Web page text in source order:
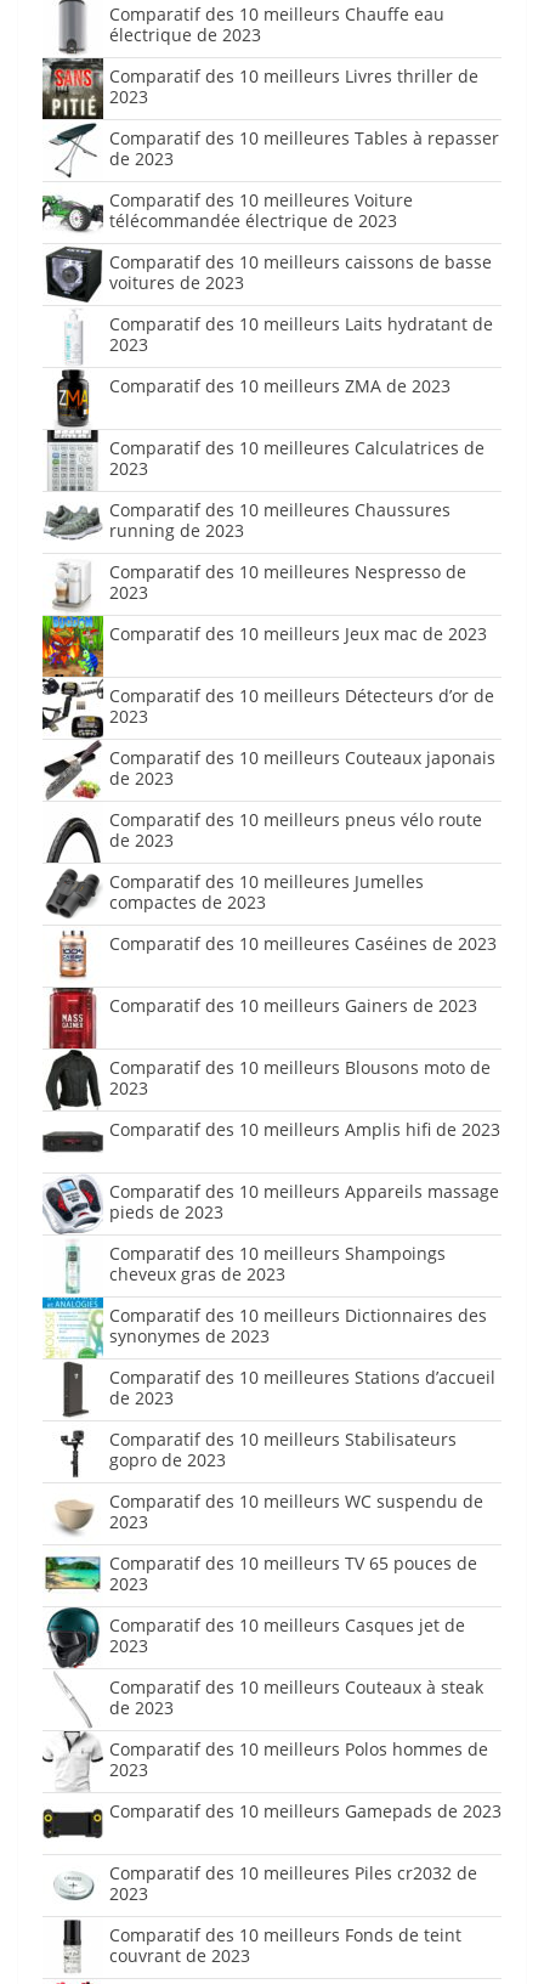
Comparatif des 10 meilleurs Chauffe eau
électrique de 2023
Comparatif des 10 meilleurs Livres thriller de
2023
Comparatif des 10 meilleures Tables à repasser
de 2023
Comparatif des 10 meilleures Voiture
télécommandée électrique de 2023
Comparatif des 10 meilleurs caissons de basse
voitures de 2023
Comparatif des 10 meilleurs Laits hydratant de
2023
Comparatif des 10 meilleurs ZMA de 2023
Comparatif des 10 meilleures Calculatrices de
2023
Comparatif des 10 meilleures Chaussures
running de 2023
Comparatif des 10 meilleures Nespresso de
2023
Comparatif des 10 meilleurs Jeux mac de 2023
Comparatif des 10 meilleurs Détecteurs d’or de
2023
Comparatif des 10 meilleurs Couteaux japonais
de 2023
Comparatif des 10 meilleurs pneus vélo route
de 2023
Comparatif des 10 meilleures Jumelles
compactes de 2023
Comparatif des 10 meilleures Caséines de 2023
Comparatif des 10 meilleurs Gainers de 2023
Comparatif des 10 meilleurs Blousons moto de
2023
Comparatif des 10 meilleurs Amplis hifi de 2023
Comparatif des 10 meilleurs Appareils massage
pieds de 2023
Comparatif des 10 meilleurs Shampoings
cheveux gras de 2023
Comparatif des 10 meilleurs Dictionnaires des
synonymes de 2023
Comparatif des 10 meilleures Stations d’accueil
de 2023
Comparatif des 10 meilleurs Stabilisateurs
gopro de 2023
Comparatif des 10 meilleurs WC suspendu de
2023
Comparatif des 10 meilleurs TV 65 pouces de
2023
Comparatif des 10 meilleurs Casques jet de
2023
Comparatif des 10 meilleurs Couteaux à steak
de 2023
Comparatif des 10 meilleurs Polos hommes de
2023
Comparatif des 10 meilleurs Gamepads de 2023
Comparatif des 10 meilleures Piles cr2032 de
2023
Comparatif des 10 meilleurs Fonds de teint
couvrant de 2023